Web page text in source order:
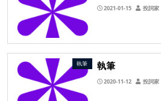
2021-01-15 投詞家
執筆 執筆
2020-11-12 投詞家